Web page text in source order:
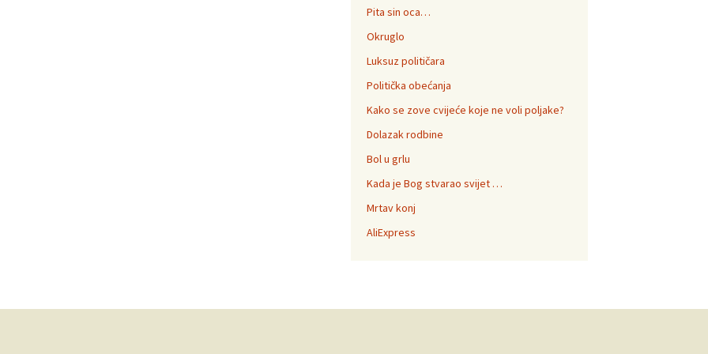
Pita sin oca…
Okruglo
Luksuz političara
Politička obećanja
Kako se zove cvijeće koje ne voli poljake?
Dolazak rodbine
Bol u grlu
Kada je Bog stvarao svijet …
Mrtav konj
AliExpress